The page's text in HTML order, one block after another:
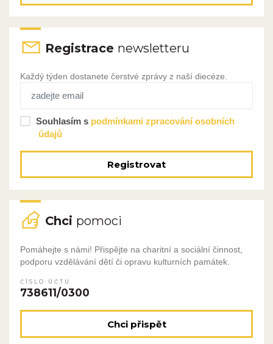
Registrace newsletteru
Každý týden dostanete čerstvé zprávy z naší diecéze.
Souhlasím s podmínkami zpracování osobních
údajů
Registrovat
Chci pomoci
Pomáhejte s námi! Přispějte na charitní a sociální činnost,
podporu vzdělávání dětí či opravu kulturních památek.
ČÍSLO ÚČTU
738611/0300
Chci přispět